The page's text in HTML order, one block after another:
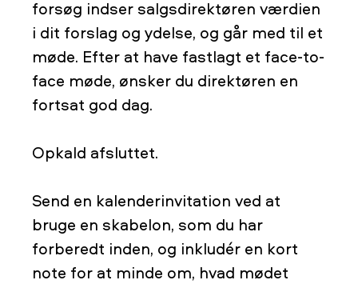
forsøg indser salgsdirektøren værdien
i dit forslag og ydelse, og går med til et
møde. Efter at have fastlagt et face-to-
face møde, ønsker du direktøren en
fortsat god dag.
Opkald afsluttet.
Send en kalenderinvitation ved at
bruge en skabelon, som du har
forberedt inden, og inkludér en kort
note for at minde om, hvad mødet